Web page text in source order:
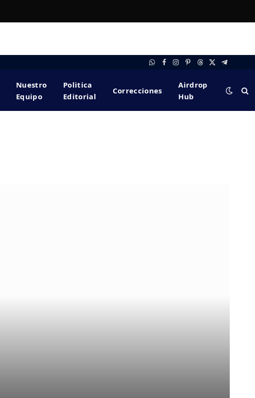
WhatsApp
FacebookInstagram
Pinterest
Threads
X
Telegram
Nuestro
Equipo
Politica
Editorial
Correcciones
Airdrop
Hub